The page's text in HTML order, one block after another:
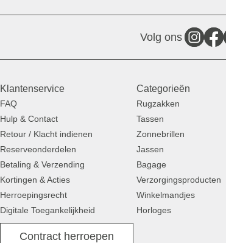
Volg ons
Klantenservice
FAQ
Hulp & Contact
Retour / Klacht indienen
Reserveonderdelen
Betaling & Verzending
Kortingen & Acties
Herroepingsrecht
Digitale Toegankelijkheid
Contract herroepen
Categorieën
Rugzakken
Tassen
Zonnebrillen
Jassen
Bagage
Verzorgingsproducten
Winkelmandjes
Horloges